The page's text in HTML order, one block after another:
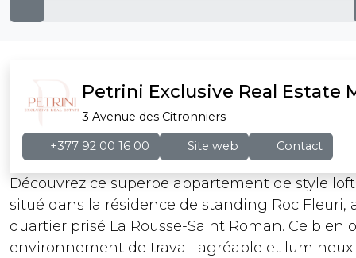
Petrini Exclusive Real Estate
3 Avenue des Citronniers
+377 92 00 16 00 Site web Contact
Découvrez ce superbe appartement de style
situé dans la résidence de standing Roc
quartier prisé La Rousse-Saint Roman. Ce bien
environnement de travail agréable et